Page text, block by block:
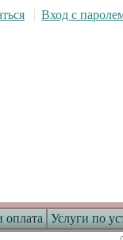
оплата Услуги по
Вход с